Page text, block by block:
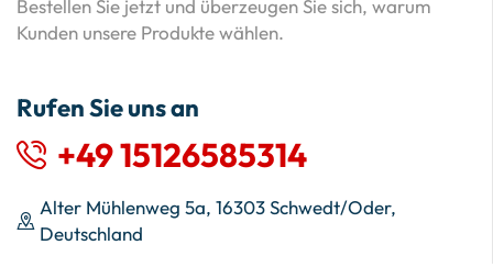
Bestellen Sie jetzt und überzeugen Sie sich, warum
Kunden unsere Produkte wählen.
Rufen Sie uns an
+49 15126585314
Alter Mühlenweg 5a, 16303 Schwedt/Oder,
Deutschland